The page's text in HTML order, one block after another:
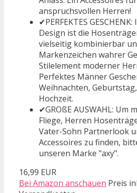
anspruchsvollen Herren!
✔PERFEKTES
Design ist die
vielseitig kombinierbar
Markenzeichen wahrer
Stilelement moderner
Perfektes Männer
Weihnachten,
Hochzeit.
✔GROßE AUSWAHL: Um
Fliege, Herren
Vater-Sohn Partnerlook
Accessoires zu finden,
unseren Marke "axy".
16,99 EUR
Bei Amazon anschauen Preis